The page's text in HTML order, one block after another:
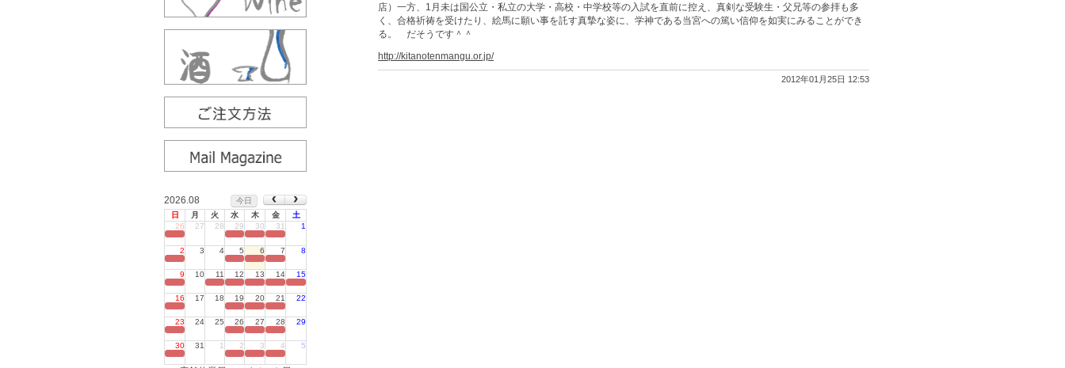
2026.08
今日
日
月 火 水 木 金
土
26
27 28 29 30 31 1
2 3 4 5 6 7 8
9 10 11 12 13 14 15
16 17 18 19 20 21 22
23 24 25 26 27 28 29
30 31 1 2 3 4 5
店）一方、1月未は国公立・私立の大学・高校・中学校等の入試を直前に控え、真剣な受験生・父兄等の参拝も多
く、合格祈祷を受けたり、絵馬に願い事を託す真摯な姿に、学神である当宮への篤い信仰を如実にみることができ
る。 だそうです＾＾
http://kitanotenmangu.or.jp/
2012年01月25日 12:53